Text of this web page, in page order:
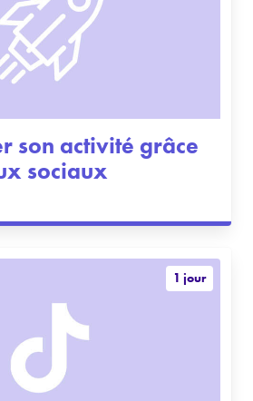
son activité grâce
sociaux
1 jour